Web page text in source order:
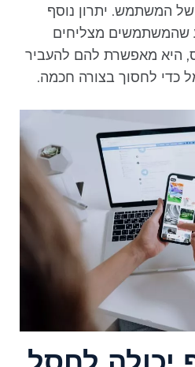
המשתמש. יתרון נוסף
מצליחים
היא מאפשרת להם להעביר
כדי לחסוך בצורה חכמה.